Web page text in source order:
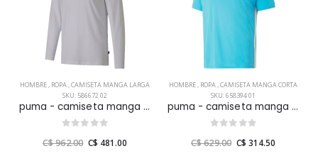
HOMBRE, ROPA,CAMISETA MANGA LARGA
SKU: 586672 02
puma - camiseta manga larga ess small logo tee para hombre
C$ 962.00 C$ 481.00
HOMBRE, ROPA,CAMISETA MANGA CORTA
SKU: 658394 01
puma - camiseta manga corta teamliga multisport para hombre
C$ 629.00 C$ 314.50